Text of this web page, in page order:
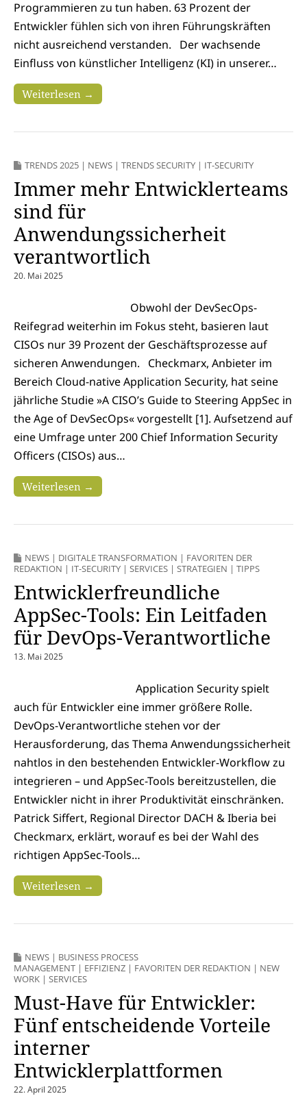
Programmieren zu tun haben. 63 Prozent der
Entwickler fühlen sich von ihren Führungskräften
nicht ausreichend verstanden. Der wachsende
Einfluss von künstlicher Intelligenz (KI) in unserer…
Weiterlesen →
TRENDS 2025 | NEWS | TRENDS SECURITY | IT-SECURITY
Immer mehr Entwicklerteams
sind für
Anwendungssicherheit
verantwortlich
20. Mai 2025
Obwohl der DevSecOps-
Reifegrad weiterhin im Fokus steht, basieren laut
CISOs nur 39 Prozent der Geschäftsprozesse auf
sicheren Anwendungen. Checkmarx, Anbieter im
Bereich Cloud-native Application Security, hat seine
jährliche Studie »A CISO’s Guide to Steering AppSec in
the Age of DevSecOps« vorgestellt [1]. Aufsetzend auf
eine Umfrage unter 200 Chief Information Security
Officers (CISOs) aus…
Weiterlesen →
NEWS | DIGITALE TRANSFORMATION | FAVORITEN DER
REDAKTION | IT-SECURITY | SERVICES | STRATEGIEN | TIPPS
Entwicklerfreundliche
AppSec-Tools: Ein Leitfaden
für DevOps-Verantwortliche
13. Mai 2025
Application Security spielt
auch für Entwickler eine immer größere Rolle.
DevOps-Verantwortliche stehen vor der
Herausforderung, das Thema Anwendungssicherheit
nahtlos in den bestehenden Entwickler-Workflow zu
integrieren – und AppSec-Tools bereitzustellen, die
Entwickler nicht in ihrer Produktivität einschränken.
Patrick Siffert, Regional Director DACH & Iberia bei
Checkmarx, erklärt, worauf es bei der Wahl des
richtigen AppSec-Tools…
Weiterlesen →
NEWS | BUSINESS PROCESS
MANAGEMENT | EFFIZIENZ | FAVORITEN DER REDAKTION | NEW
WORK | SERVICES
Must-Have für Entwickler:
Fünf entscheidende Vorteile
interner
Entwicklerplattformen
22. April 2025